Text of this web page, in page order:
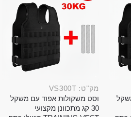
מק"ט: VS300T
וסט משקולות אפוד עם משקל
30 קג מתכוונן מקצועי